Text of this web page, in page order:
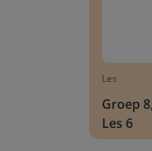
Les
Groep
Les 6